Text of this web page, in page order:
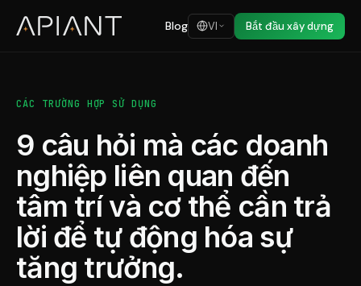
Blog VI Bắt đầu xây dựng
CÁC TRƯỜNG HỢP SỬ DỤNG
9 câu hỏi mà các doanh
nghiệp liên quan đến
tâm trí và cơ thể cần trả
lời để tự động hóa sự
tăng trưởng.